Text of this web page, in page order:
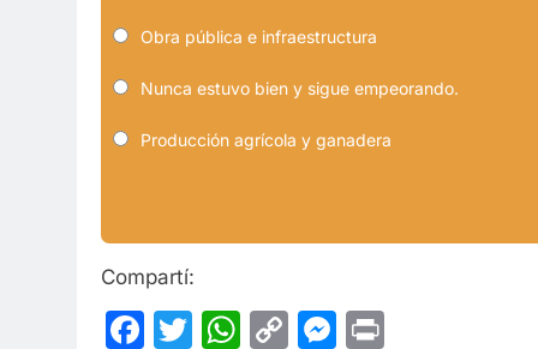
Obra pública e infraestructura
Nunca estuvo bien y sigue empeorando.
Producción agrícola y ganadera
Compartí:
Facebook
Twitter
WhatsApp
CopyMessenger